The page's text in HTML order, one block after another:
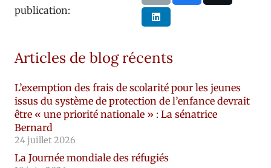
publication:
Articles de blog récents
L’exemption des frais de scolarité pour les jeunes
issus du système de protection de l’enfance devrait
être « une priorité nationale » : La sénatrice
Bernard
24 juillet 2026
La Journée mondiale des réfugiés